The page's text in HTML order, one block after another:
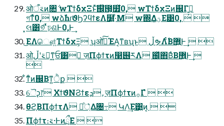
ओ࠵ऀͷ৚݅ wΤϯδχΞͱͯ͠஌໊౓͕௿ͯ͘0, wΤϯδχΞͷ஌Γ߹͍͕
গͳͯ͘0, wձࣾһɾϑϦʔϥϯεΛ໰͍·ͤΜ w΍Δؾ͚ͩ͋Ε͹0,  
͓લ͸୭ͩ ͬͯঢ়ଶͰ0,Ͱ͢
͜ΕΛௌ͍ͨΤϯδχΞ͕ ʮओ࠵ͯ͠ΈΑ͏͔ͳʙʯͱ ڵຯΛ࣋ͬͨΒ޾͍Ͱ͢  
ओ࠵ʹڵຯ͕ͳ͍ਓ͸ ٕज़Πϕϯτͷ෣୆ཪΛ ஌ͬͯ΋Β͑ͨΒ޾͍Ͱ͢ 

͋ͳͨͷ஌Βͳ͍ੈք  
ୈᶗ෦ ΧϯϑΝϨϯεܕ ٕज़Πϕϯτͷ࡞Γํ  
θϩ͔ΒΠϕϯτΛ ্ཱͪ͛Δ৔߹ ԿΛ͢Ε͹͍͍ͷ͔  
Πϕϯτ։࠵·ͰͷྲྀΕ  